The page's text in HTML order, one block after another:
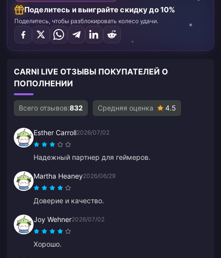
Поделитесь и выиграйте скидку до 10%
Поделитесь, чтобы разблокировать колесо удачи.
CARNI LIVE ОТЗЫВЫ ПОКУПАТЕЛЕЙ О
ПОПОЛНЕНИИ
Всего отзывов:832 Средняя оценка 4.5
Esther Carroll2026/07/02
Надежный партнер для геймеров.
Martha Heaney2026/06/29
Доверие и качество.
Joy Wehner2026/07/02
Хорошо.